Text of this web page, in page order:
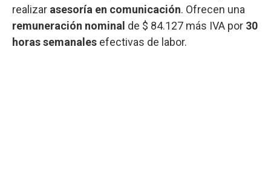
realizar asesoría en comunicación. Ofrecen una
remuneración nominal de $ 84.127 más IVA por 30
horas semanales efectivas de labor.